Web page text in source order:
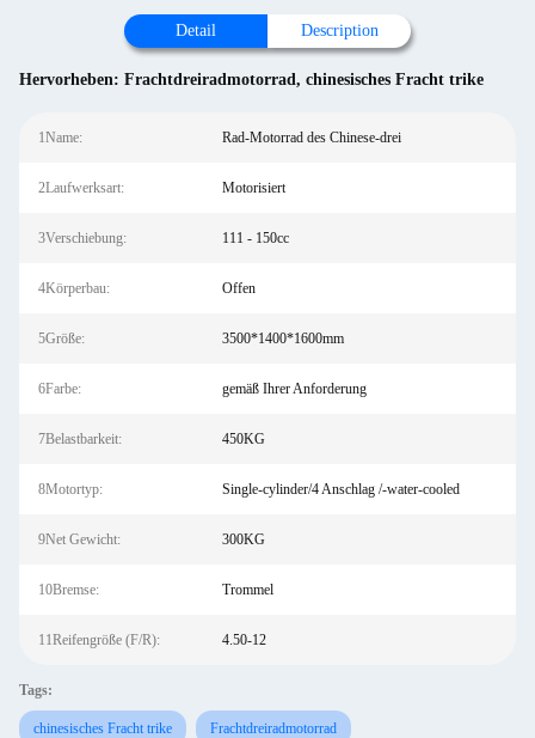
Detail Description
Hervorheben: Frachtdreiradmotorrad, chinesisches Fracht trike
1Name: Rad-Motorrad des Chinese-drei
2Laufwerksart: Motorisiert
3Verschiebung: 111 - 150cc
4Körperbau: Offen
5Größe: 3500*1400*1600mm
6Farbe: gemäß Ihrer Anforderung
7Belastbarkeit: 450KG
8Motortyp: Single-cylinder/4 Anschlag /-water-cooled
9Net Gewicht: 300KG
10Bremse: Trommel
11Reifengröße (F/R): 4.50-12
Tags:
chinesisches Fracht trike Frachtdreiradmotorrad